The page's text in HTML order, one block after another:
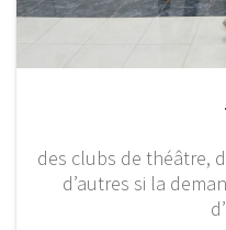
des clubs de théâtre,
d’autres si la